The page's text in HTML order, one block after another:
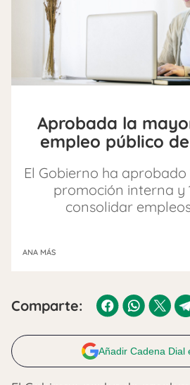
Aprobada la
empleo público
El Gobierno ha aprobado
promoción interna y
consolidar
ANA MÁS
Comparte:
Añadir Cadena Dial